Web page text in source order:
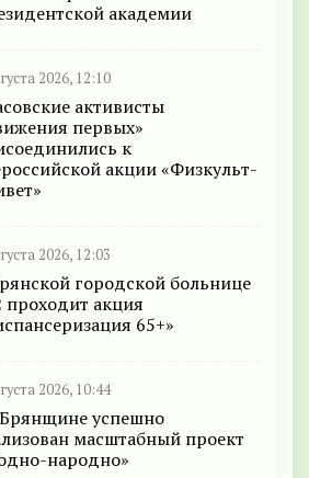
академии
2026, 12:10
активисты
первых»
к
акции «Физкульт-
2026, 12:03
городской больнице
акция
65+»
2026, 10:44
успешно
масштабный проект
народно»